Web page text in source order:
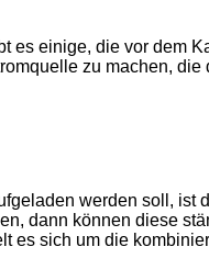
es einige, die vor dem
zu machen,
werden soll,
dann können diese
es sich um die